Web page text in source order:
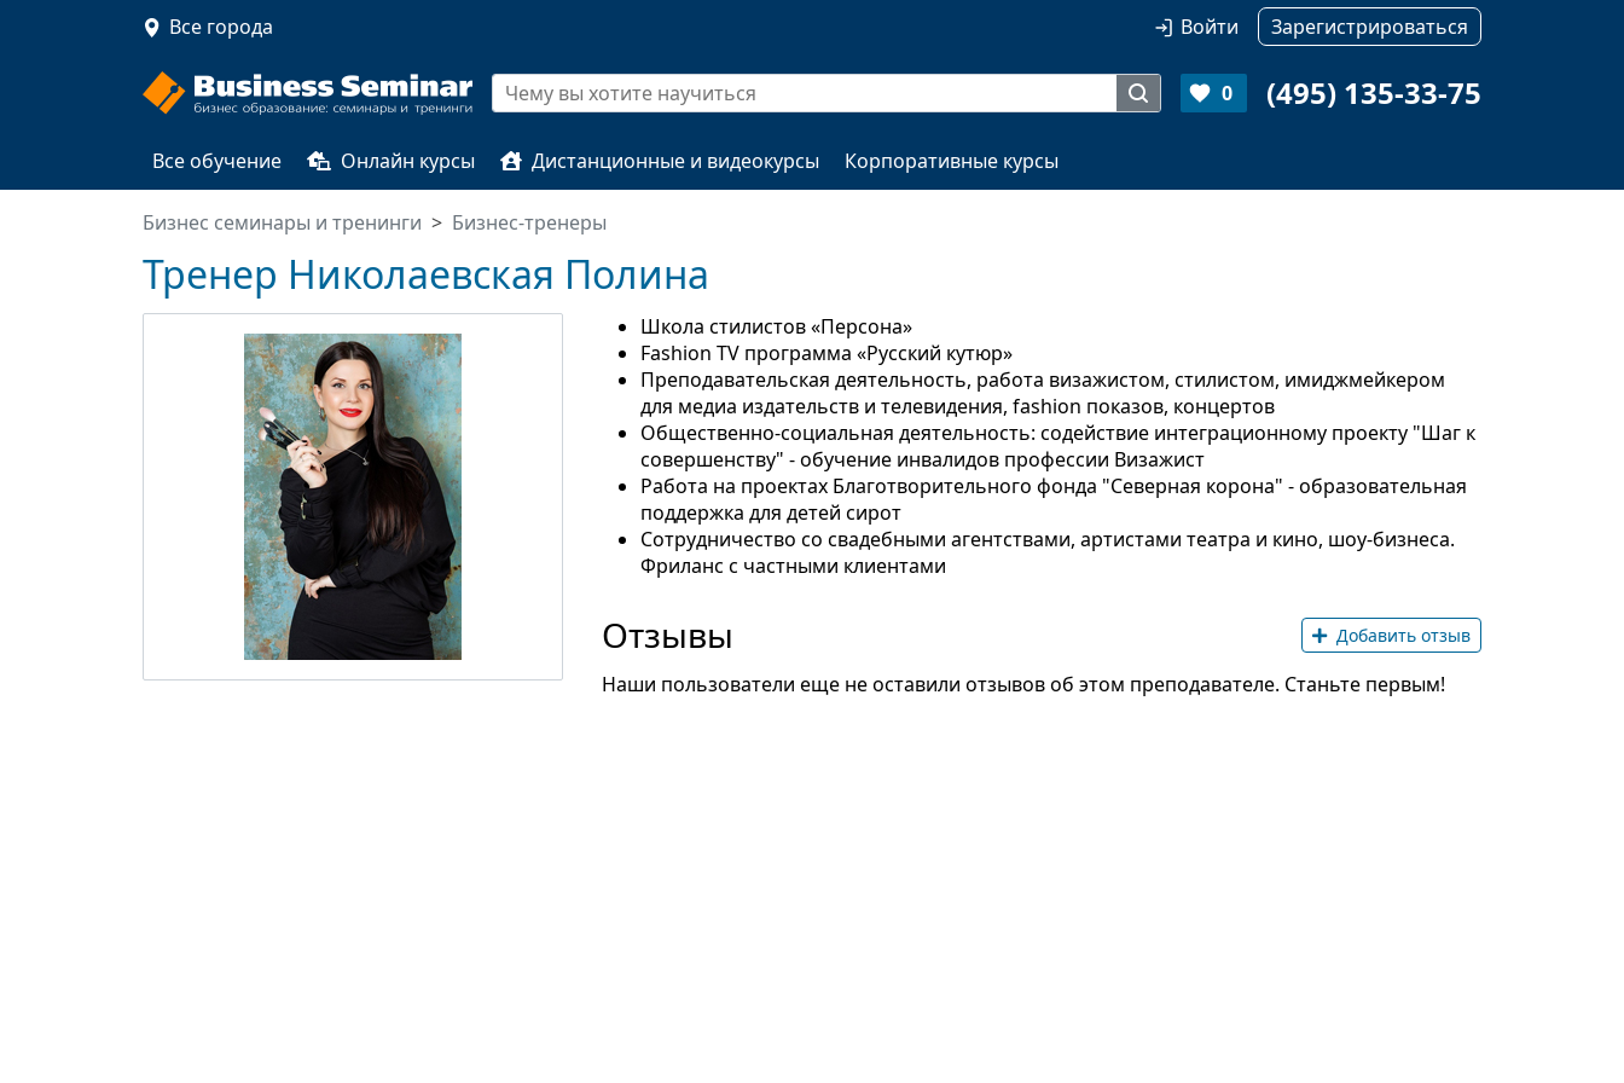
Все города Войти Зарегистрироваться
0 (495) 135-33-75
Все обучение Онлайн курсы Дистанционные и видеокурсы Корпоративные курсы
Бизнес семинары и тренинги Бизнес-тренеры
Тренер Николаевская Полина
Школа стилистов «Персона»
Fashion TV программа «Русский кутюр»
Преподавательская деятельность, работа визажистом, стилистом, имиджмейкером
для медиа издательств и телевидения, fashion показов, концертов
Общественно-социальная деятельность: содействие интеграционному проекту "Шаг к
совершенству" - обучение инвалидов профессии Визажист
Работа на проектах Благотворительного фонда "Северная корона" - образовательная
поддержка для детей сирот
Сотрудничество со свадебными агентствами, артистами театра и кино, шоу-бизнеса.
Фриланс с частными клиентами
Отзывы Добавить отзыв
Наши пользователи еще не оставили отзывов об этом преподавателе. Станьте первым!